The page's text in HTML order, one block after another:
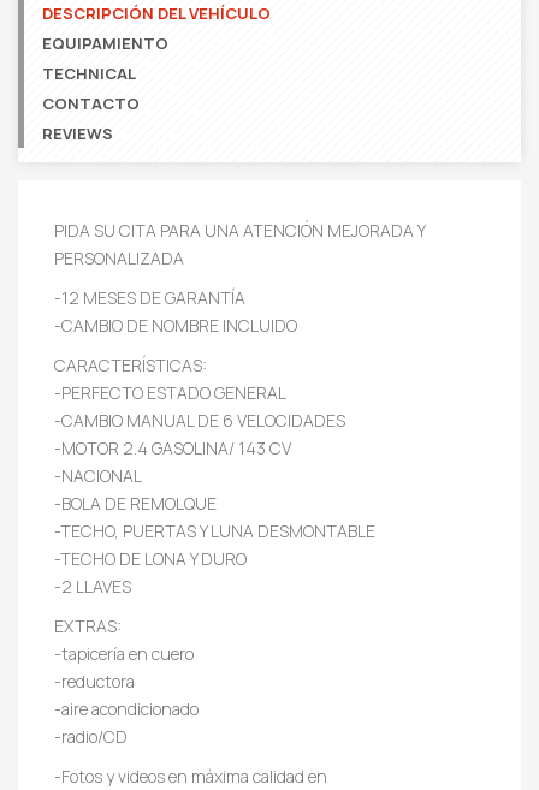
DESCRIPCIÓN DEL VEHÍCULO
EQUIPAMIENTO
TECHNICAL
CONTACTO
REVIEWS
PIDA SU CITA PARA UNA ATENCIÓN MEJORADA Y
PERSONALIZADA
-12 MESES DE GARANTÍA
-CAMBIO DE NOMBRE INCLUIDO
CARACTERÍSTICAS:
-PERFECTO ESTADO GENERAL
-CAMBIO MANUAL DE 6 VELOCIDADES
-MOTOR 2.4 GASOLINA/ 143 CV
-NACIONAL
-BOLA DE REMOLQUE
-TECHO, PUERTAS Y LUNA DESMONTABLE
-TECHO DE LONA Y DURO
-2 LLAVES
EXTRAS:
-tapicería en cuero
-reductora
-aire acondicionado
-radio/CD
-Fotos y videos en máxima calidad en